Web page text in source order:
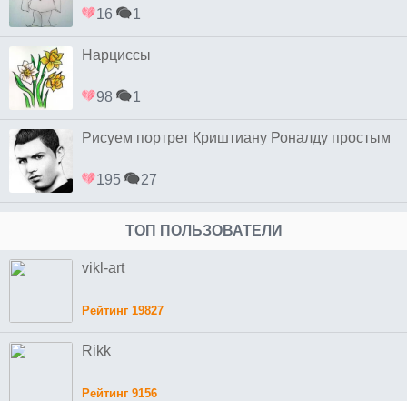
16 1
Нарциссы
98 1
Рисуем портрет Криштиану Роналду простым
195 27
ТОП ПОЛЬЗОВАТЕЛИ
vikl-art
Рейтинг 19827
Rikk
Рейтинг 9156